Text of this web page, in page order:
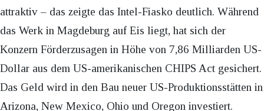
attraktiv – das zeigte das Intel-Fiasko deutlich. Während
das Werk in Magdeburg auf Eis liegt, hat sich der
Konzern Förderzusagen in Höhe von 7,86 Milliarden US-
Dollar aus dem US-amerikanischen CHIPS Act gesichert.
Das Geld wird in den Bau neuer US-Produktionsstätten in
Arizona, New Mexico, Ohio und Oregon investiert.